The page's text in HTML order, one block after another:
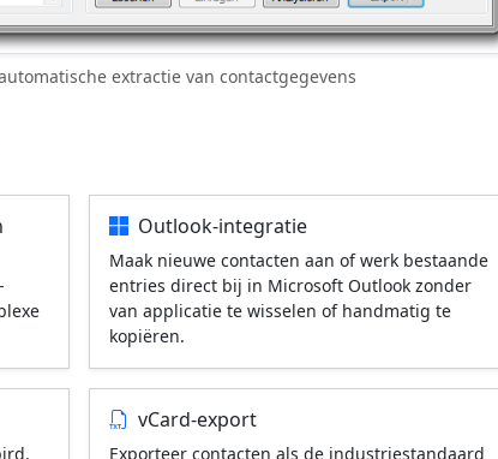
extractie van contactgegevens
Outlook-integratie
Maak nieuwe contacten aan of werk bestaande
entries direct bij in Microsoft Outlook zonder
van applicatie te wisselen of handmatig te
kopiëren.
vCard-export
Exporteer contacten als de industriestandaard